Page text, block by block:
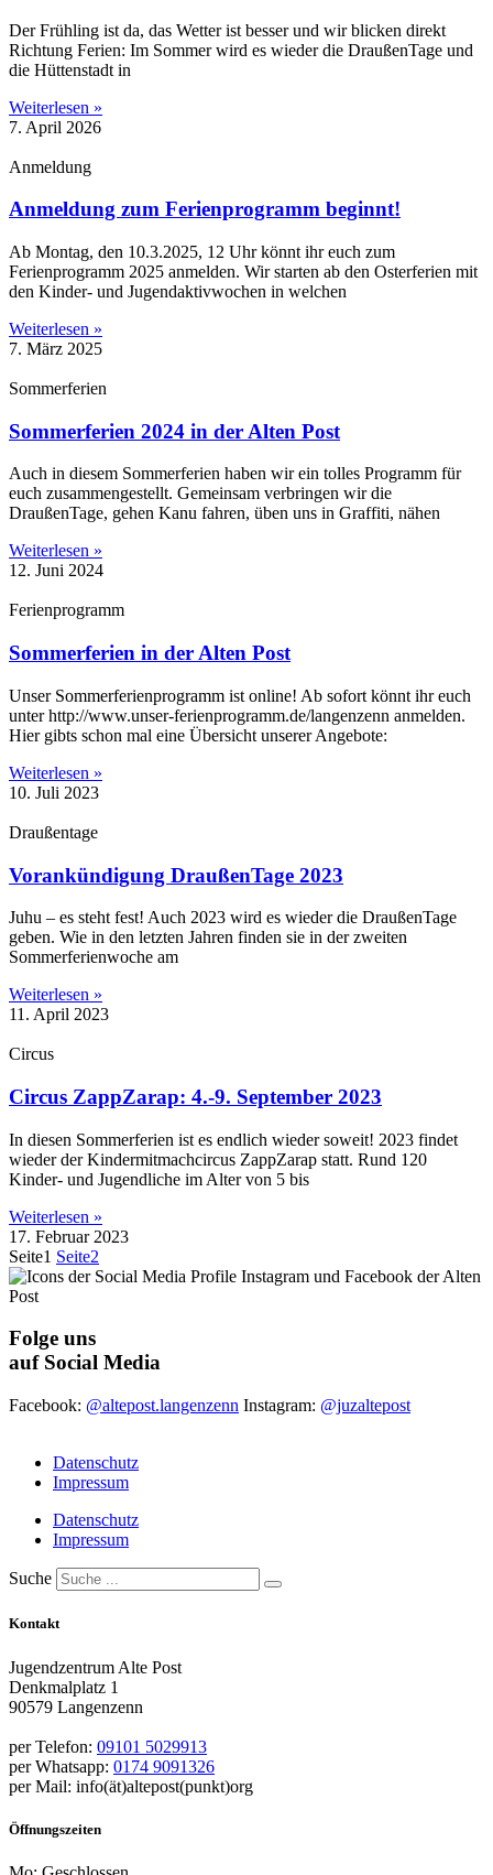
Der Frühling ist da, das Wetter ist besser und wir blicken direkt
Richtung Ferien: Im Sommer wird es wieder die DraußenTage und
die Hüttenstadt in
Weiterlesen »
7. April 2026
Anmeldung
Anmeldung zum Ferienprogramm beginnt!
Ab Montag, den 10.3.2025, 12 Uhr könnt ihr euch zum
Ferienprogramm 2025 anmelden. Wir starten ab den Osterferien mit
den Kinder- und Jugendaktivwochen in welchen
Weiterlesen »
7. März 2025
Sommerferien
Sommerferien 2024 in der Alten Post
Auch in diesem Sommerferien haben wir ein tolles Programm für
euch zusammengestellt. Gemeinsam verbringen wir die
DraußenTage, gehen Kanu fahren, üben uns in Graffiti, nähen
Weiterlesen »
12. Juni 2024
Ferienprogramm
Sommerferien in der Alten Post
Unser Sommerferienprogramm ist online! Ab sofort könnt ihr euch
unter http://www.unser-ferienprogramm.de/langenzenn anmelden.
Hier gibts schon mal eine Übersicht unserer Angebote:
Weiterlesen »
10. Juli 2023
Draußentage
Vorankündigung DraußenTage 2023
Juhu – es steht fest! Auch 2023 wird es wieder die DraußenTage
geben. Wie in den letzten Jahren finden sie in der zweiten
Sommerferienwoche am
Weiterlesen »
11. April 2023
Circus
Circus ZappZarap: 4.-9. September 2023
In diesen Sommerferien ist es endlich wieder soweit! 2023 findet
wieder der Kindermitmachcircus ZappZarap statt. Rund 120
Kinder- und Jugendliche im Alter von 5 bis
Weiterlesen »
17. Februar 2023
Seite1 Seite2
Folge uns
auf Social Media
Facebook: @altepost.langenzenn Instagram: @juzaltepost
Datenschutz
Impressum
Datenschutz
Impressum
Suche
Kontakt
Jugendzentrum Alte Post
Denkmalplatz 1
90579 Langenzenn
per Telefon: 09101 5029913
per Whatsapp: 0174 9091326
per Mail: info(ät)altepost(punkt)org
Öffnungszeiten